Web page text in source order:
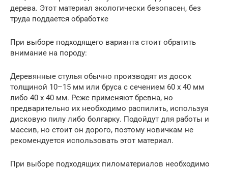
дерева. Этот материал экологически безопасен, без
труда поддается обработке
При выборе подходящего варианта стоит обратить
внимание на породу:
Деревянные стулья обычно производят из досок
толщиной 10–15 мм или бруса с сечением 60 х 40 мм
либо 40 х 40 мм. Реже применяют бревна, но
предварительно их необходимо распилить, используя
дисковую пилу либо болгарку. Подойдут для работы и
массив, но стоит он дорого, поэтому новичкам не
рекомендуется использовать этот материал.
При выборе подходящих пиломатериалов необходимо